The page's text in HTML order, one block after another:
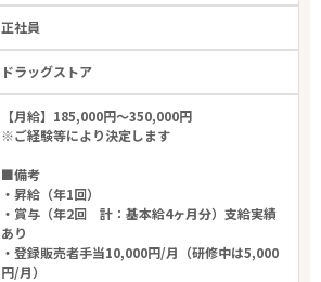
正社員
ドラッグストア
【月給】185,000円～350,000円
※ご経験等により決定します
■備考
・昇給（年1回）
・賞与（年2回 計：基本給4ヶ月分）支給実績
あり
・登録販売者手当10,000円/月（研修中は5,000
円/月）